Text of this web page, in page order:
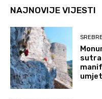
NAJNOVIJE VIJESTI
sutra